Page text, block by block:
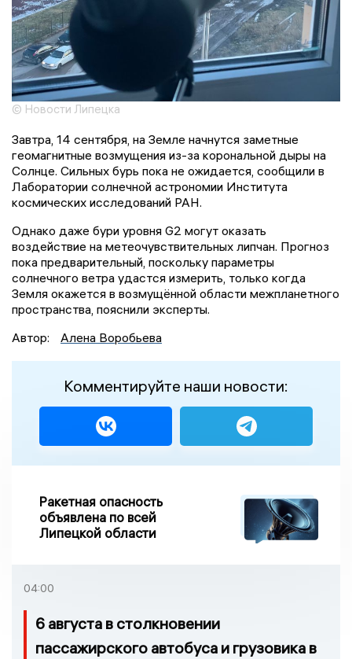
© Новости Липецка
Завтра, 14 сентября, на Земле начнутся заметные
геомагнитные возмущения из-за корональной дыры на
Солнце. Сильных бурь пока не ожидается, сообщили в
Лаборатории солнечной астрономии Института
космических исследований РАН.
Однако даже бури уровня G2 могут оказать
воздействие на метеочувствительных липчан. Прогноз
пока предварительный, поскольку параметры
солнечного ветра удастся измерить, только когда
Земля окажется в возмущённой области межпланетного
пространства, пояснили эксперты.
Автор:
Алена Воробьева
Комментируйте наши новости:
Ракетная опасность
объявлена по всей
Липецкой области
04:00
6 августа в столкновении
пассажирского автобуса и грузовика в